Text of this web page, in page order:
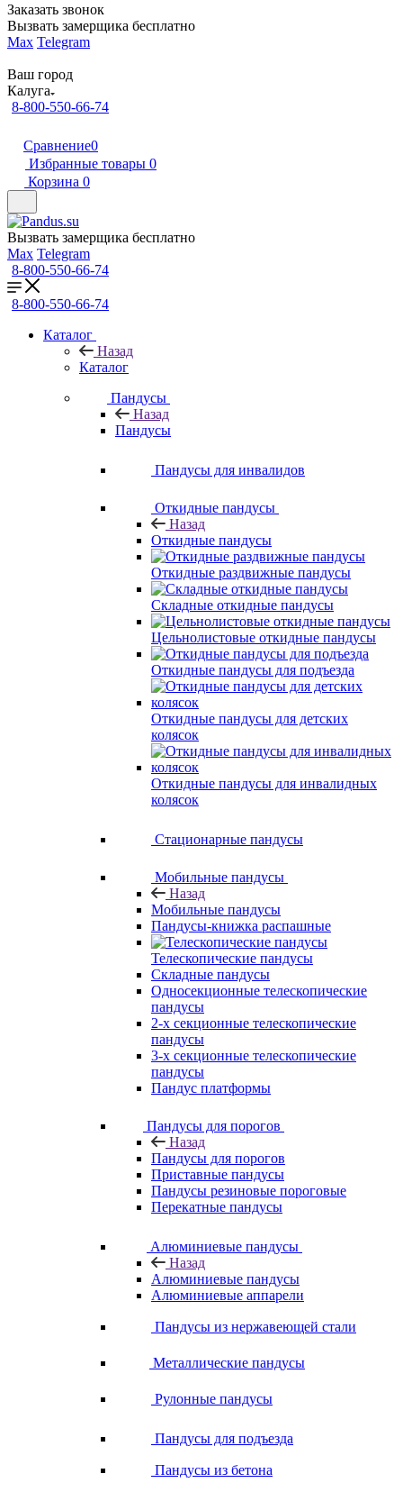
Заказать звонок
Вызвать замерщика бесплатно
Max Telegram
Ваш город
Калуга
8-800-550-66-74
Сравнение0
Избранные товары 0
Корзина 0
Вызвать замерщика бесплатно
Max Telegram
8-800-550-66-74
8-800-550-66-74
Каталог
Назад
Каталог
Пандусы
Назад
Пандусы
Пандусы для инвалидов
Откидные пандусы
Назад
Откидные пандусы
Откидные раздвижные пандусы
Складные откидные пандусы
Цельнолистовые откидные пандусы
Откидные пандусы для подъезда
Откидные пандусы для детских
колясок
Откидные пандусы для инвалидных
колясок
Стационарные пандусы
Мобильные пандусы
Назад
Мобильные пандусы
Пандусы-книжка распашные
Телескопические пандусы
Складные пандусы
Односекционные телескопические
пандусы
2-х секционные телескопические
пандусы
3-х секционные телескопические
пандусы
Пандус платформы
Пандусы для порогов
Назад
Пандусы для порогов
Приставные пандусы
Пандусы резиновые пороговые
Перекатные пандусы
Алюминиевые пандусы
Назад
Алюминиевые пандусы
Алюминиевые аппарели
Пандусы из нержавеющей стали
Металлические пандусы
Рулонные пандусы
Пандусы для подъезда
Пандусы из бетона